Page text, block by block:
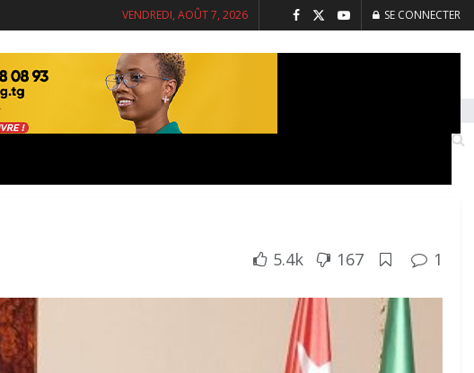
VENDREDI, AOÛT 7, 2026 SE CONNECTER
INTERVIEWS SANTE
5.4k 167 1